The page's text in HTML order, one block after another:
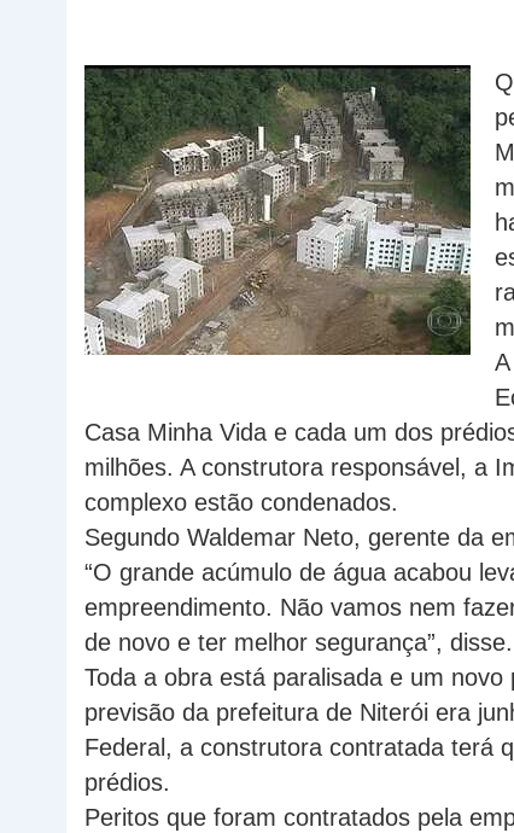
Casa Minha Vida e cada um dos
milhões. A construtora responsável, a
complexo estão condenados.
Segundo Waldemar Neto, gerente da
“O grande acúmulo de água acabou
empreendimento. Não vamos nem
de novo e ter melhor segurança”, disse.
Toda a obra está paralisada e um
previsão da prefeitura de Niterói era
Federal, a construtora contratada terá
prédios.
Peritos que foram contratados pela